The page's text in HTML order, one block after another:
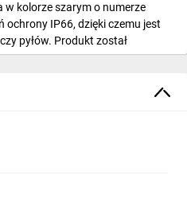
w kolorze szarym o numerze
ochrony IP66, dzięki czemu jest
pyłów. Produkt został
ochronnego oraz 1 otwór
z normami dotyczącymi